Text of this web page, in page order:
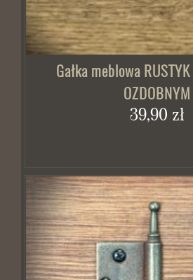
Gałka meblowa
OZDOBNYM
39,90 zł